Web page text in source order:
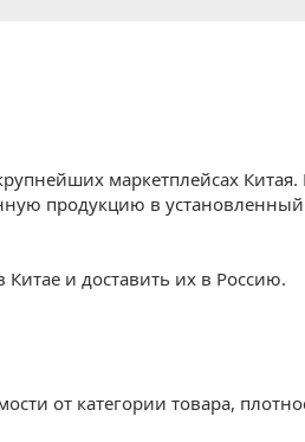
маркетплейсах
продукцию в установленный
и доставить их в Россию.
от категории товара,